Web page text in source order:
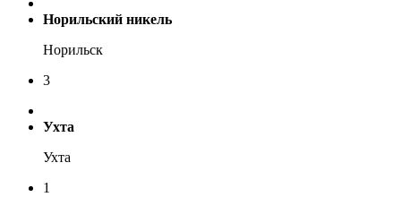
Норильский никель
Норильск
3
Ухта
Ухта
1